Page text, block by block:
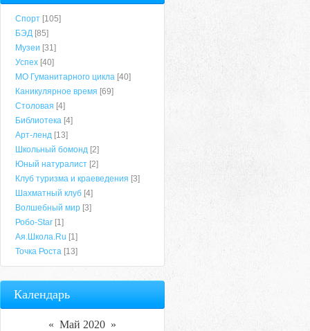
Спорт [105]
БЭД [85]
Музеи [31]
Успех [40]
МО Гуманитарного цикла [40]
Каникулярное время [69]
Столовая [4]
Библиотека [4]
Арт-ленд [13]
Школьный бомонд [2]
Юный натуралист [2]
Клуб туризма и краеведения [3]
Шахматный клуб [4]
Волшебный мир [3]
Робо-Star [1]
Ая.Школа.Ru [1]
Точка Роста [13]
Календарь
« Май 2020 »